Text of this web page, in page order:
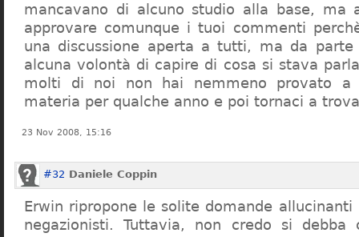
mancavano di alcuno studio alla base, ma
approvare comunque i tuoi commenti
una discussione aperta a tutti, ma da parte
alcuna volontà di capire di cosa si stava
molti di noi non hai nemmeno provato a
materia per qualche anno e poi tornaci a
23 Nov 2008, 15:16
#32 Daniele Coppin
Erwin ripropone le solite domande
negazionisti. Tuttavia, non credo si debba